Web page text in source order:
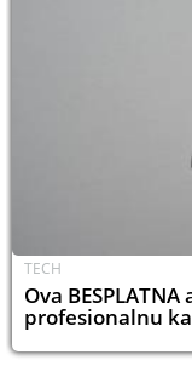
TECH
Ova
profesionalnu